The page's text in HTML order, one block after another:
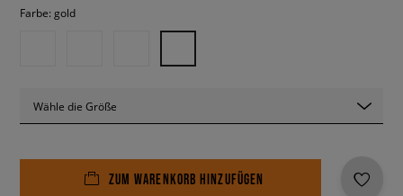
Farbe: gold
Wähle die Größe
ZUM WARENKORB HINZUFÜGEN